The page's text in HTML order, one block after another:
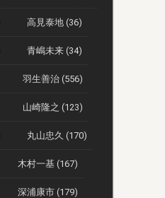
高見泰地 (36)
青嶋未来 (34)
羽生善治 (556)
山崎隆之 (123)
丸山忠久 (170)
木村一基 (167)
深浦康市 (179)